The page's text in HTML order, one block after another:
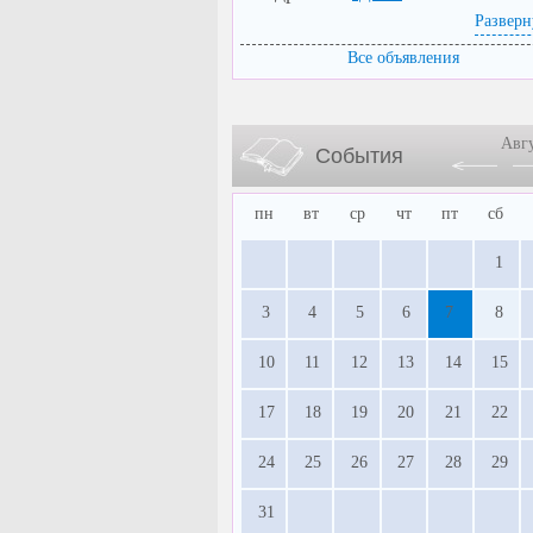
Все объявления
События
пн вт ср чт пт сб
1
3 4 5 6 7 8
10 11 12 13 14 15
17 18 19 20 21 22
24 25 26 27 28 29
31